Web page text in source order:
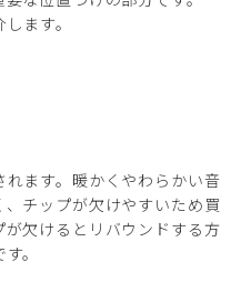
ます。
ます。暖かくやわらかい音
チップが欠けやすいため買
欠けるとリバウンドする方
。